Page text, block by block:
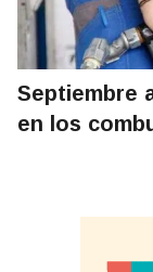
Septiembre
en los